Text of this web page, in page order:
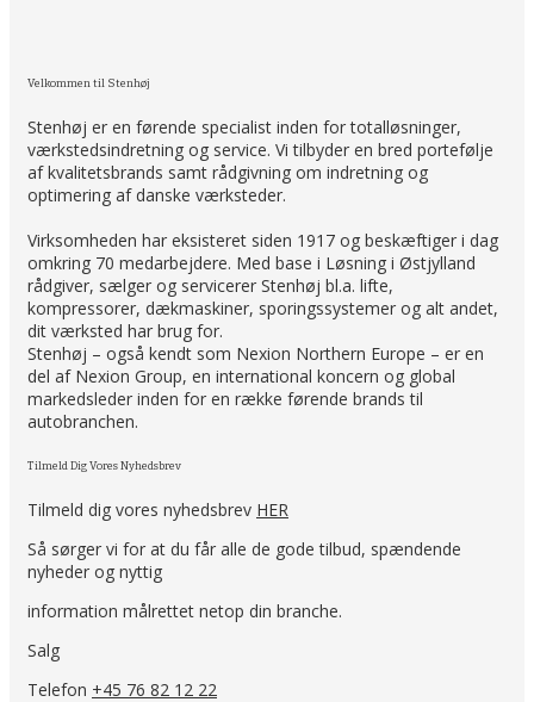
Velkommen til Stenhøj
Stenhøj er en førende specialist inden for totalløsninger,
værkstedsindretning og service. Vi tilbyder en bred portefølje
af kvalitetsbrands samt rådgivning om indretning og
optimering af danske værksteder.
Virksomheden har eksisteret siden 1917 og beskæftiger i dag
omkring 70 medarbejdere. Med base i Løsning i Østjylland
rådgiver, sælger og servicerer Stenhøj bl.a. lifte,
kompressorer, dækmaskiner, sporingssystemer og alt andet,
dit værksted har brug for.
Stenhøj – også kendt som Nexion Northern Europe – er en
del af Nexion Group, en international koncern og global
markedsleder inden for en række førende brands til
autobranchen.
Tilmeld Dig Vores Nyhedsbrev
Tilmeld dig vores nyhedsbrev HER
Så sørger vi for at du får alle de gode tilbud, spændende
nyheder og nyttig
information målrettet netop din branche.
Salg
Telefon +45 76 82 12 22